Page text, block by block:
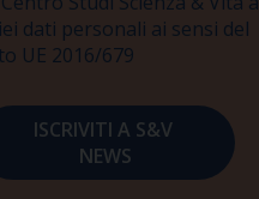
dati personali ai sensi del
UE 2016/679